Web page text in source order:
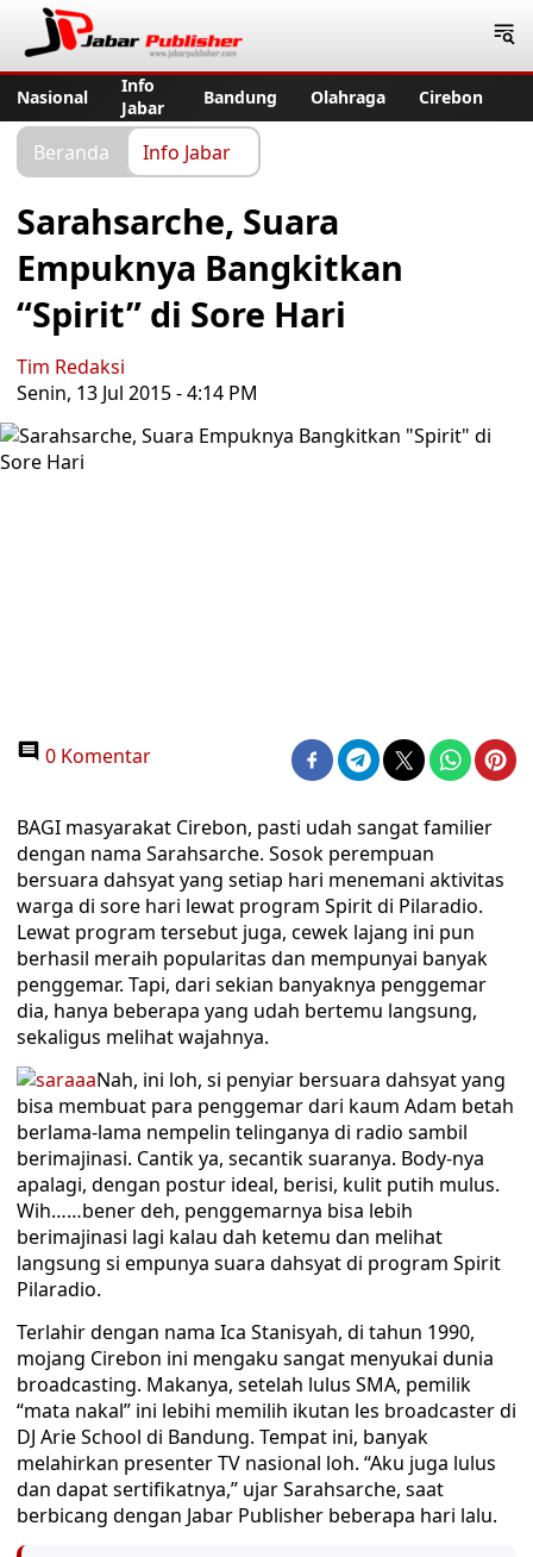
Nasional
Info
Jabar
Bandung Olahraga Cirebon
Beranda Info Jabar
Sarahsarche, Suara
Empuknya Bangkitkan
“Spirit” di Sore Hari
Tim Redaksi
Senin, 13 Jul 2015 - 4:14 PM
0 Komentar
BAGI masyarakat Cirebon, pasti udah sangat familier
dengan nama Sarahsarche. Sosok perempuan
bersuara dahsyat yang setiap hari menemani aktivitas
warga di sore hari lewat program Spirit di Pilaradio.
Lewat program tersebut juga, cewek lajang ini pun
berhasil meraih popularitas dan mempunyai banyak
penggemar. Tapi, dari sekian banyaknya penggemar
dia, hanya beberapa yang udah bertemu langsung,
sekaligus melihat wajahnya.
Nah, ini loh, si penyiar bersuara dahsyat yang
bisa membuat para penggemar dari kaum Adam betah
berlama-lama nempelin telinganya di radio sambil
berimajinasi. Cantik ya, secantik suaranya. Body-nya
apalagi, dengan postur ideal, berisi, kulit putih mulus.
Wih……bener deh, penggemarnya bisa lebih
berimajinasi lagi kalau dah ketemu dan melihat
langsung si empunya suara dahsyat di program Spirit
Pilaradio.
Terlahir dengan nama Ica Stanisyah, di tahun 1990,
mojang Cirebon ini mengaku sangat menyukai dunia
broadcasting. Makanya, setelah lulus SMA, pemilik
“mata nakal” ini lebihi memilih ikutan les broadcaster di
DJ Arie School di Bandung. Tempat ini, banyak
melahirkan presenter TV nasional loh. “Aku juga lulus
dan dapat sertifikatnya,” ujar Sarahsarche, saat
berbicang dengan Jabar Publisher beberapa hari lalu.